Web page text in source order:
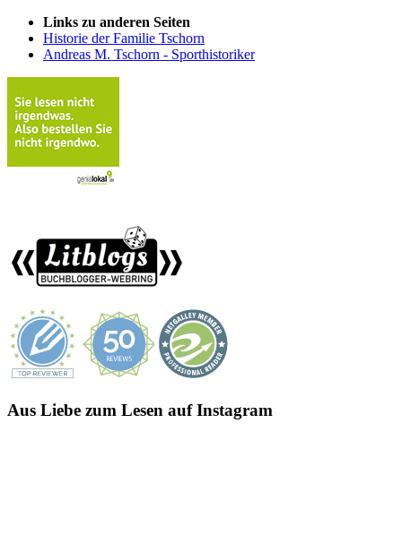
Links zu anderen Seiten
Historie der Familie Tschorn
Andreas M. Tschorn - Sporthistoriker
Aus Liebe zum Lesen auf Instagram